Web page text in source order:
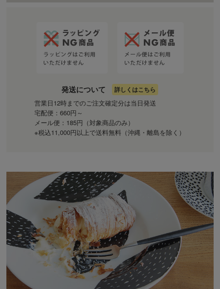
発送について 詳しくはこちら
営業日12時までのご注文確定分は当日発送
宅配便：660円～
メール便：185円（対象商品のみ）
※税込11,000円以上で送料無料（沖縄・離島を除く）